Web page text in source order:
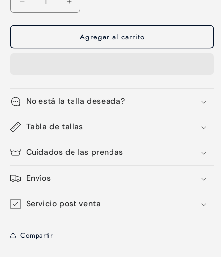
Reducir
cantidad
para
fotocromáticos-
Aumentar
cantidad
para
Lentes
fotocromáticos-
Agregar al carrito
No está la talla deseada?
Tabla de tallas
Cuidados de las prendas
Envíos
Servicio post venta
Compartir